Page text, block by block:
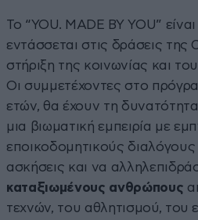
Το “YOU. MADE BY YOU”
εντάσσεται στις δράσεις της
στήριξη της κοινωνίας και
Οι συμμετέχοντες στο
ετών, θα έχουν τη
μια βιωματική εμπειρία με
εποικοδομητικούς διαλόγους
ασκήσεις και να
καταξιωμένους ανθρώπους
τεχνών, του αθλητισμού, του